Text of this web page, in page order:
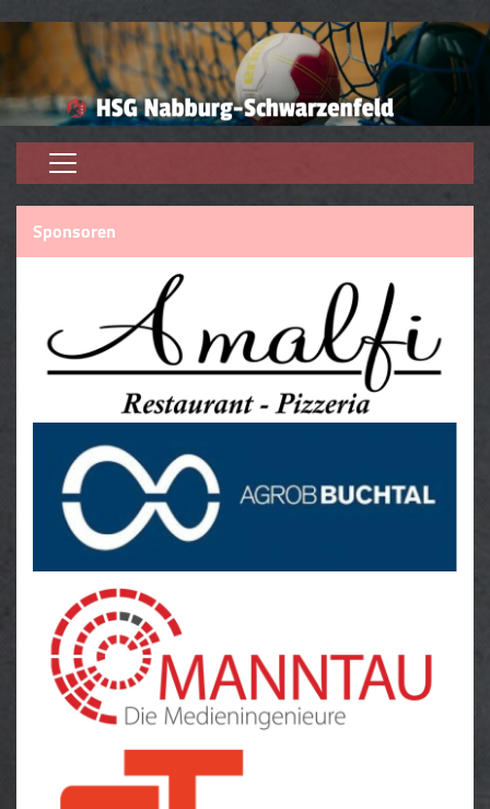
Home
Aktive
Trainer
Trainingszeiten
Förderverein
Downloads
Sponsoren
Sponsoren